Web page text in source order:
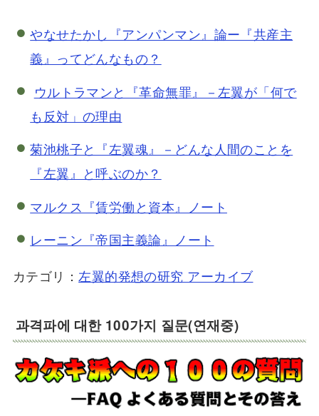
やなせたかし『アンパンマン』論ー『共産主
義』ってどんなもの？
ウルトラマンと『革命無罪』－左翼が「何で
も反対」の理由
菊池桃子と『左翼魂』－どんな人間のことを
『左翼』と呼ぶのか？
マルクス『賃労働と資本』ノート
レーニン『帝国主義論』ノート
カテゴリ：左翼的発想の研究 アーカイブ
과격파에 대한 100가지 질문(연재중)